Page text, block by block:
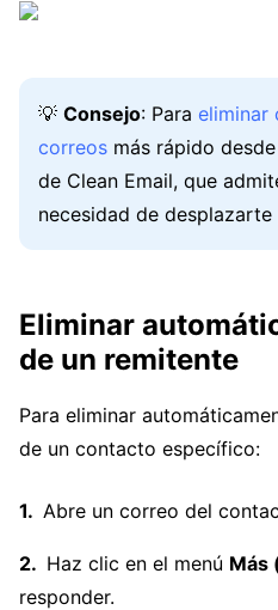
💡 Consejo: Para eliminar
correos más rápido
de Clean Email, que
necesidad de
Eliminar
de un remitente
Para eliminar
de un contacto específico:
Abre un correo del
Haz clic en el menú Más
responder.